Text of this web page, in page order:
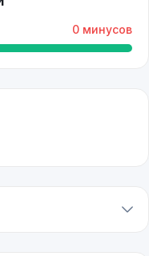
0 минусов